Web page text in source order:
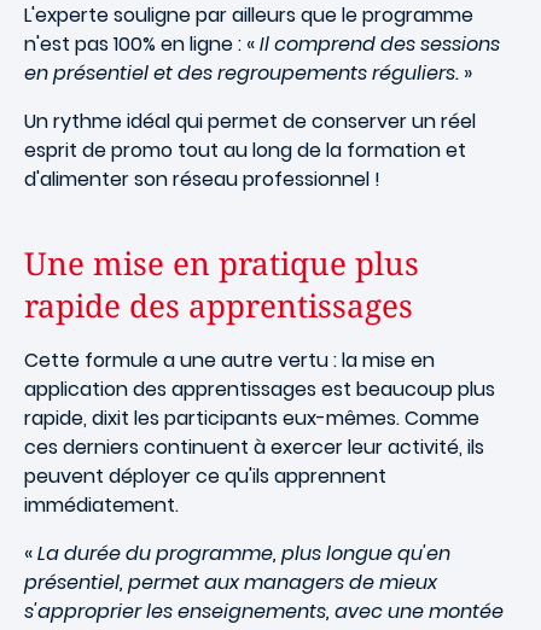
L'experte souligne par ailleurs que le programme
n'est pas 100% en ligne : «Il comprend des sessions
en présentiel et des regroupements réguliers. »
Un rythme idéal qui permet de conserver un réel
esprit de promo tout au long de la formation et
d'alimenter son réseau professionnel !
Une mise en pratique plus
rapide des apprentissages
Cette formule a une autre vertu : la mise en
application des apprentissages est beaucoup plus
rapide, dixit les participants eux-mêmes. Comme
ces derniers continuent à exercer leur activité, ils
peuvent déployer ce qu'ils apprennent
immédiatement.
«La durée du programme, plus longue qu'en
présentiel, permet aux managers de mieux
s'approprier les enseignements, avec une montée